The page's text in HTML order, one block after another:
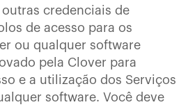
credenciais de
de acesso para os
ou qualquer software
pela Clover para
e a utilização dos Serviços
software. Você deve